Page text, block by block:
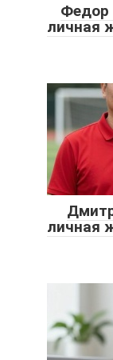
Федор
личная
личная